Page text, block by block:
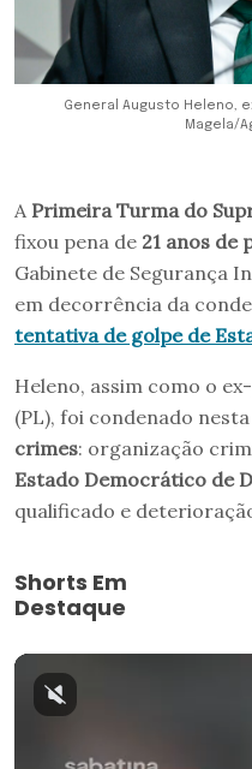
General Augusto Heleno,
Magela/
A Primeira Turma do
fixou pena de 21 anos de
Gabinete de Segurança
em decorrência da
tentativa de golpe de
Heleno, assim como o
(PL), foi condenado
crimes: organização
Estado Democrático de
qualificado e
Shorts Em
Destaque